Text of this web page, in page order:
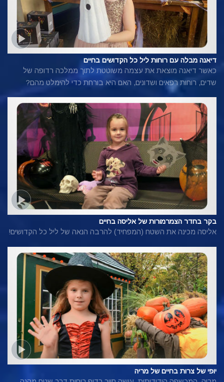
דיאנה מבלה עם רוחות ליל כל הקדושים בחיים
כאשר דיאנה מוצאת את עצמה משוטטת לתוך ממלכה רדופה של
שדים, רוחות רפאים ושדונים, האם היא בורחת כדי להימלט מהם?
בקר בחדר הצמרמורות של אליסה בחיים
אליסה מכינה את השטח (המפחיד) להרבה הנאה של ליל כל הקדושים!
יופי של צרות בחיים של מריה